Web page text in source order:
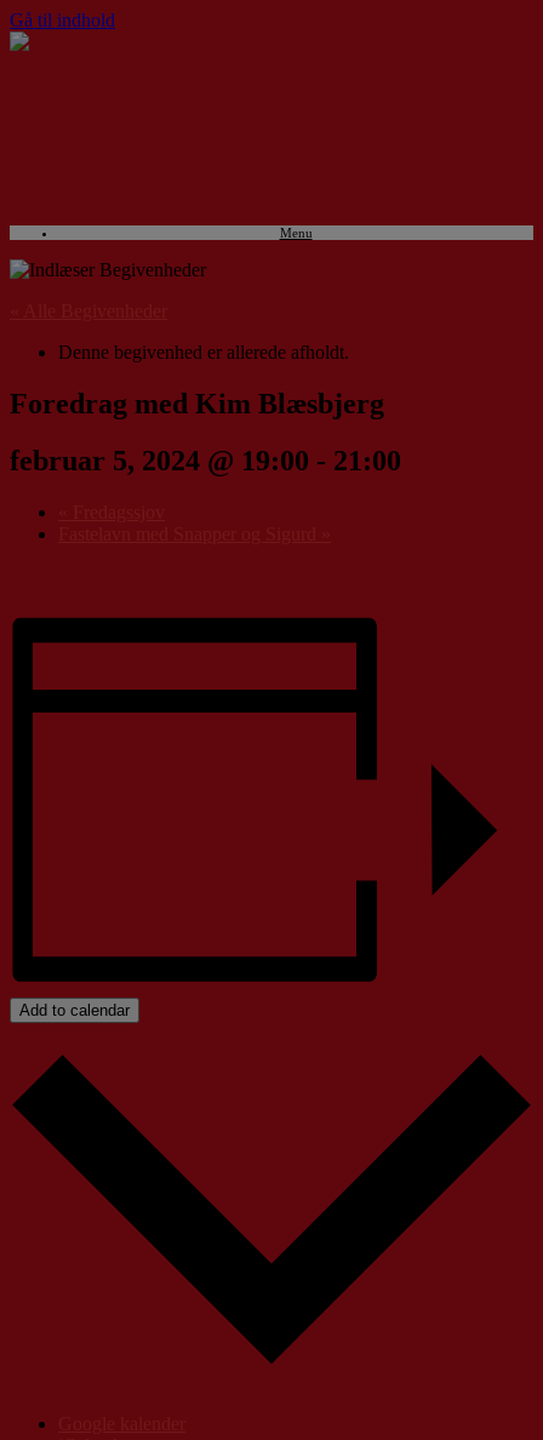
Gå til indhold
Menu
Denne begivenhed er allerede afholdt.
Foredrag med Kim Blæsbjerg
februar 5, 2024 @ 19:00 - 21:00
Add to calendar